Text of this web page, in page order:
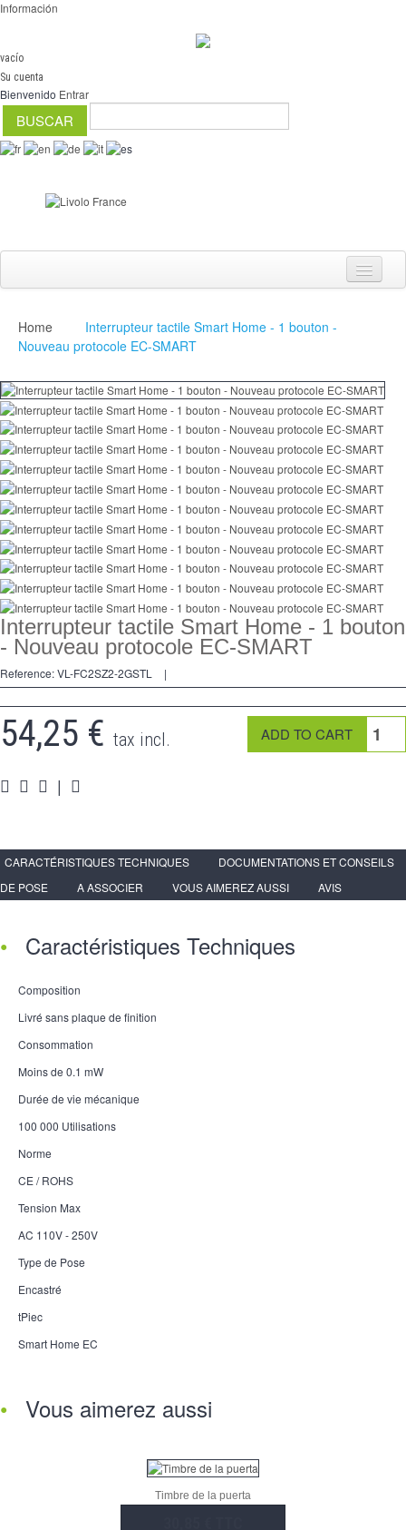
Información
vacío
Su cuenta
Bienvenido Entrar
Interruptores
2 Ways
tomado
accesorios
Pièces
Apoyo
Programa de revendedor - LIVOLO Francia Sitio Oficial
Home
Interrupteur tactile Smart Home - 1 bouton -
Nouveau protocole EC-SMART
Interrupteur tactile Smart Home - 1 bouton
- Nouveau protocole EC-SMART
Reference:VL-FC2SZ2-2GSTL |
54,25 € tax incl.
|
CARACTÉRISTIQUES TECHNIQUES
DOCUMENTATIONS ET CONSEILS
DE POSE
A ASSOCIER VOUS AIMEREZ AUSSI AVIS
Caractéristiques Techniques
Composition
Livré sans plaque de finition
Consommation
Moins de 0.1 mW
Durée de vie mécanique
100 000 Utilisations
Norme
CE / ROHS
Tension Max
AC 110V - 250V
Type de Pose
Encastré
tPiec
Smart Home EC
Vous aimerez aussi
Timbre de la puerta